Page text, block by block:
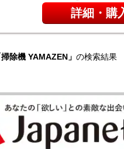
詳細・購
掃除機 YAMAZEN」 の検索結果